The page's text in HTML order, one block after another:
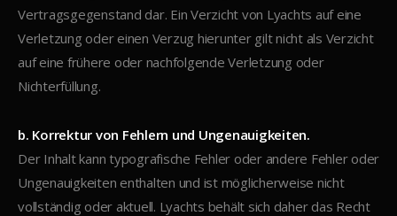
Vertragsgegenstand dar. Ein Verzicht von Lyachts auf eine
Verletzung oder einen Verzug hierunter gilt nicht als Verzicht
auf eine frühere oder nachfolgende Verletzung oder
Nichterfüllung.
b. Korrektur von Fehlern und Ungenauigkeiten.
Der Inhalt kann typografische Fehler oder andere Fehler oder
Ungenauigkeiten enthalten und ist möglicherweise nicht
vollständig oder aktuell. Lyachts behält sich daher das Recht